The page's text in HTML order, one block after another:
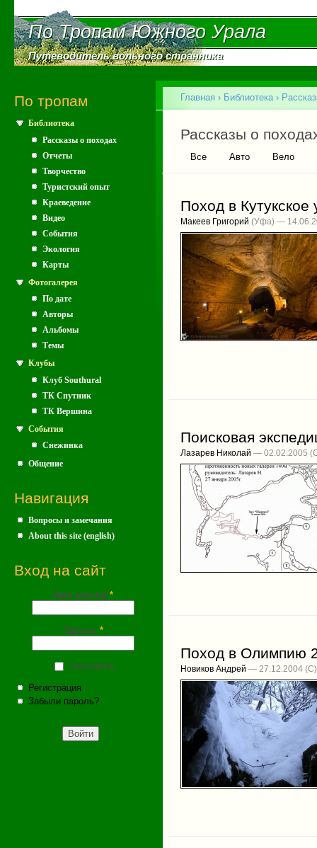
По Тропам Южного Урала
По Тропам Южного Урала
Путеводитель вольного странника
Путеводитель вольного странника
По тропам
Библиотека
Рассказы о походах
Отчеты
Творчество
Туристский опыт
Краеведение
Видео
События
Экология
Карты
Фотогалерея
По дате
Авторы
Альбомы
Темы
Клубы
Клуб Southural
ТК Спутник
ТК Вершина
События
Снежинка
Общение
Навигация
Вопросы и замечания
About this site (english)
Вход на сайт
Имя (почта) *
Пароль *
Запомнить
Регистрация
Забыли пароль?
Вы здесь
Главная › Библиотека ›
Рассказы о
Главные вкладки
Все Авто Вело
Поход в
Макеев Григорий (Уфа) —
Поисковая
Лазарев Николай — 02.02.2005
Поход в Олимпию
Новиков Андрей — 27.12.2004